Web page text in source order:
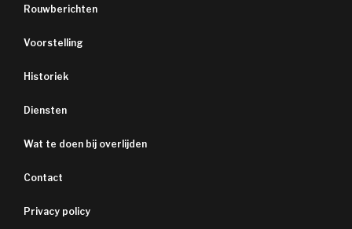
Rouwberichten
Voorstelling
Historiek
Diensten
Wat te doen bij overlijden
Contact
Privacy policy